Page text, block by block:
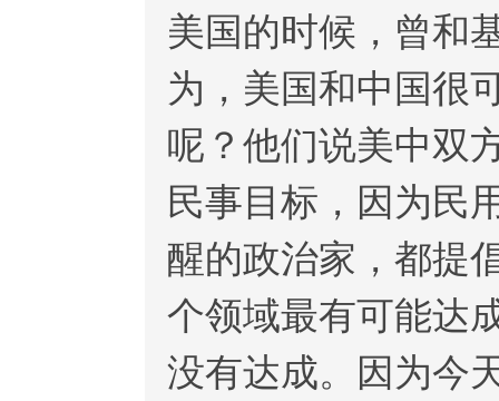
美国的时候，曾和
为，美国和中国很
呢？他们说美中双
民事目标，因为民
醒的政治家，都提
个领域最有可能达
没有达成。因为今